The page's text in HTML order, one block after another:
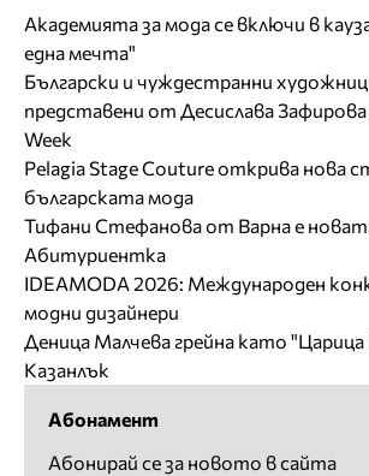
Академията за мода се включи в
една мечта"
Български и чуждестранни
представени от Десислава
Week
Pelagia Stage Couture открива нова
българската мода
Тифани Стефанова от Варна е
Абитуриентка
IDEAMODA 2026: Международен
модни дизайнери
Деница Малчева грейна като "Царица
Казанлък
Абонамент
Абонирай се за новото в сайта